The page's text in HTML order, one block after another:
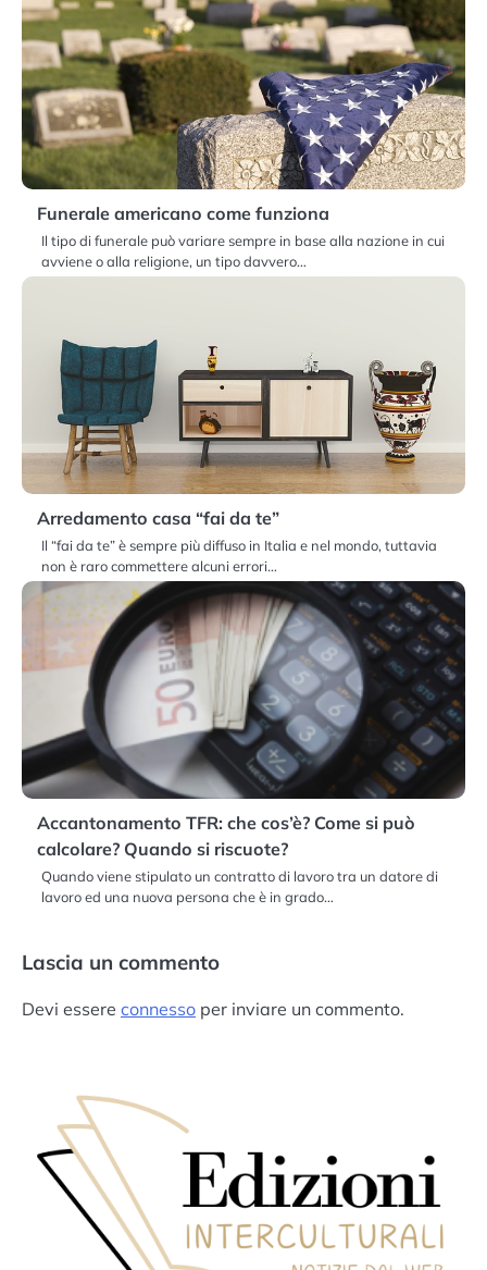
Funerale americano come funziona
Il tipo di funerale può variare sempre in base alla nazione in cui
avviene o alla religione, un tipo davvero…
Arredamento casa “fai da te”
Il “fai da te” è sempre più diffuso in Italia e nel mondo, tuttavia
non è raro commettere alcuni errori…
Accantonamento TFR: che cos’è? Come si può
calcolare? Quando si riscuote?
Quando viene stipulato un contratto di lavoro tra un datore di
lavoro ed una nuova persona che è in grado…
Lascia un commento
Devi essere connesso per inviare un commento.